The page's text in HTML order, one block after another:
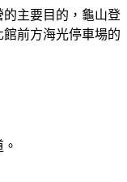
的主要目的，龜山登
前方海光停車場的